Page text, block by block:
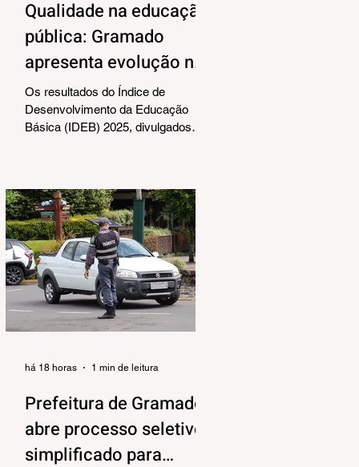
Qualidade na educação
pública: Gramado
apresenta evolução no
IDEB 2025
Os resultados do Índice de
Desenvolvimento da Educação
Básica (IDEB) 2025, divulgados
qualidade do ensino público. Os
dados mostram que as escolas da
rede municipal superaram tanto as
metas projetadas quanto as médias
nacionais em todas as etapas
avaliadas. Nos Anos Iniciais (1º ao
5º ano), o município ultrapassou a
meta nacional de 6,0 e ficou acima
Prefeitura de Gramado
abre processo seletivo
simplificado para
há 18 horas 1 min de leitura